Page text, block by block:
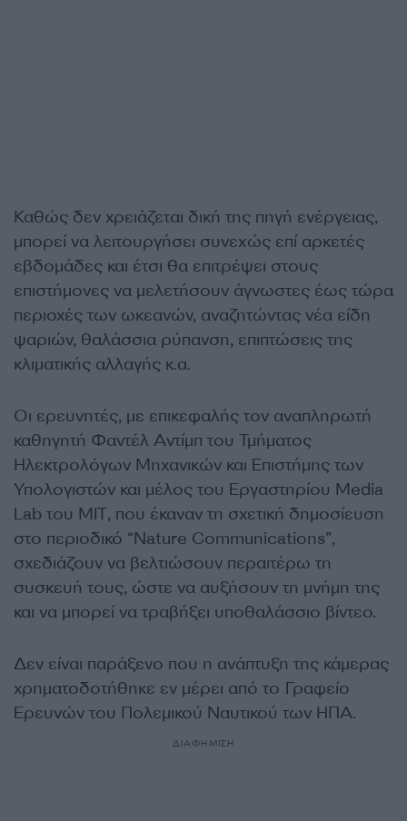
Καθώς δεν χρειάζεται δική της πηγή ενέργειας,
μπορεί να λειτουργήσει συνεχώς επί αρκετές
εβδομάδες και έτσι θα επιτρέψει στους
επιστήμονες να μελετήσουν άγνωστες έως τώρα
περιοχές των ωκεανών, αναζητώντας νέα είδη
ψαριών, θαλάσσια ρύπανση, επιπτώσεις της
κλιματικής αλλαγής κ.α.
Οι ερευνητές, με επικεφαλής τον αναπληρωτή
καθηγητή Φαντέλ Αντίμπ του Τμήματος
Ηλεκτρολόγων Μηχανικών και Επιστήμης των
Υπολογιστών και μέλος του Εργαστηρίου Media
Lab του ΜΙΤ, που έκαναν τη σχετική δημοσίευση
στο περιοδικό “Nature Communications”,
σχεδιάζουν να βελτιώσουν περαιτέρω τη
συσκευή τους, ώστε να αυξήσουν τη μνήμη της
και να μπορεί να τραβήξει υποθαλάσσιο βίντεο.
Δεν είναι παράξενο που η ανάπτυξη της κάμερας
χρηματοδοτήθηκε εν μέρει από το Γραφείο
Ερευνών του Πολεμικού Ναυτικού των ΗΠΑ.
ΔΙΑΦΗΜΙΣΗ